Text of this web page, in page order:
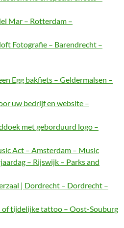
Mar – Rotterdam –
Fotografie – Barendrecht –
Egg bakfiets – Geldermalsen –
uw bedrijf en website –
met geborduurd logo –
Act – Amsterdam – Music
– Rijswijk – Parks and
| Dordrecht – Dordrecht –
of tijdelijke tattoo – Oost-Souburg